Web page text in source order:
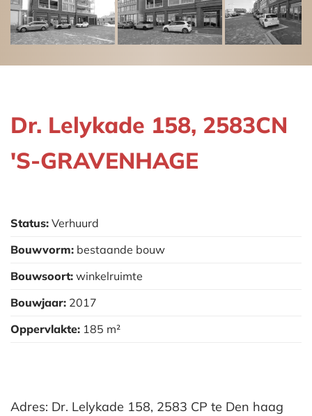
Dr. Lelykade 158, 2583CN
'S-GRAVENHAGE
Status: Verhuurd
Bouwvorm: bestaande bouw
Bouwsoort: winkelruimte
Bouwjaar: 2017
Oppervlakte: 185 m²
Adres: Dr. Lelykade 158, 2583 CP te Den haag